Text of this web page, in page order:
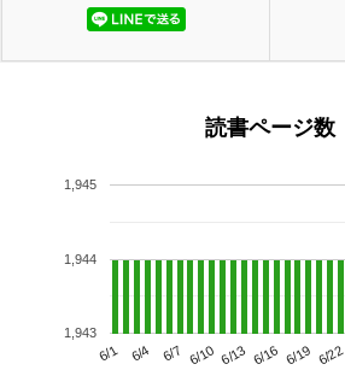
読書ページ数
6/1 6/4 6/7 6/10 6/13 6/16 6/19 6/22
1,943
1,944
1,945